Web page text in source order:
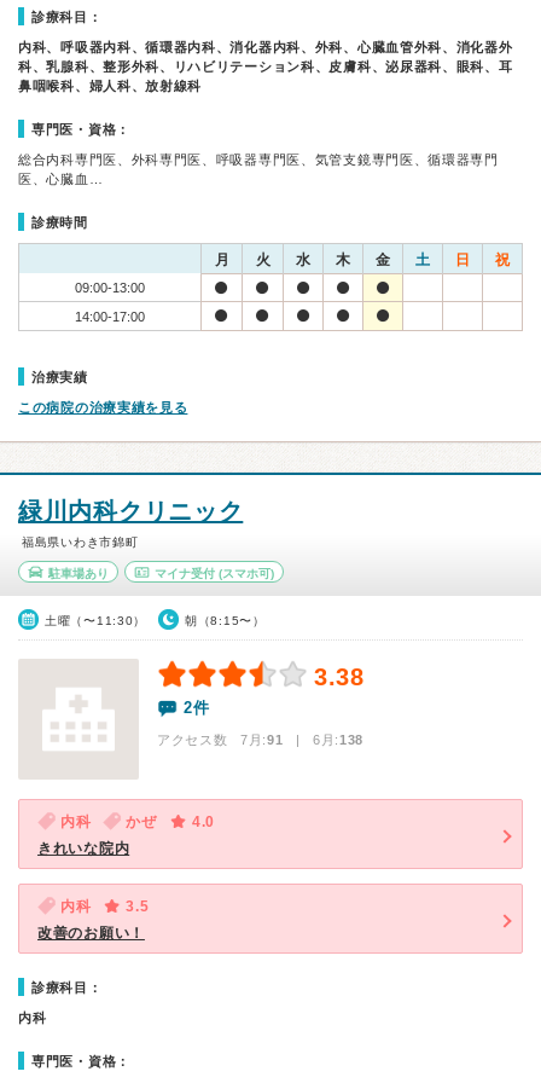
診療科目：
内科、呼吸器内科、循環器内科、消化器内科、外科、心臓血管外科、消化器外
科、乳腺科、整形外科、リハビリテーション科、皮膚科、泌尿器科、眼科、耳
鼻咽喉科、婦人科、放射線科
専門医・資格：
総合内科専門医、外科専門医、呼吸器専門医、気管支鏡専門医、循環器専門
医、心臓血…
診療時間
月 火 水 木 金 土 日 祝
09:00-13:00
14:00-17:00
治療実績
この病院の治療実績を見る
緑川内科クリニック
福島県いわき市錦町
駐車場あり マイナ受付(スマホ可)
土曜（〜11:30） 朝（8:15〜）
3.38
2件
アクセス数 7月:91 | 6月:138
内科 かぜ
4.0
きれいな院内
内科
3.5
改善のお願い！
診療科目：
内科
専門医・資格：